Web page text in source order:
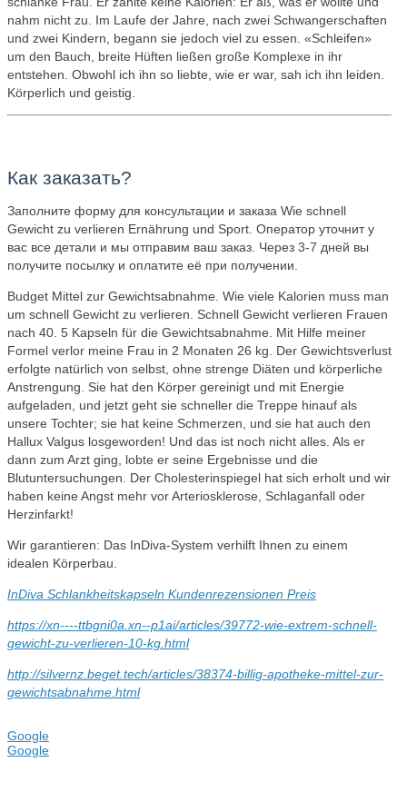
nahm nicht zu. Im Laufe der Jahre, nach zwei Schwangerschaften
und zwei Kindern, begann sie jedoch viel zu essen. «Schleifen»
um den Bauch, breite Hüften ließen große Komplexe in ihr
entstehen. Obwohl ich ihn so liebte, wie er war, sah ich ihn leiden.
Körperlich und geistig.
Как заказать?
Заполните форму для консультации и заказа Wie schnell
Gewicht zu verlieren Ernährung und Sport. Оператор уточнит у
вас все детали и мы отправим ваш заказ. Через 3-7 дней вы
получите посылку и оплатите её при получении.
Budget Mittel zur Gewichtsabnahme. Wie viele Kalorien muss man
um schnell Gewicht zu verlieren. Schnell Gewicht verlieren Frauen
nach 40. 5 Kapseln für die Gewichtsabnahme. Mit Hilfe meiner
Formel verlor meine Frau in 2 Monaten 26 kg. Der Gewichtsverlust
erfolgte natürlich von selbst, ohne strenge Diäten und körperliche
Anstrengung. Sie hat den Körper gereinigt und mit Energie
aufgeladen, und jetzt geht sie schneller die Treppe hinauf als
unsere Tochter; sie hat keine Schmerzen, und sie hat auch den
Hallux Valgus losgeworden! Und das ist noch nicht alles. Als er
dann zum Arzt ging, lobte er seine Ergebnisse und die
Blutuntersuchungen. Der Cholesterinspiegel hat sich erholt und wir
haben keine Angst mehr vor Arteriosklerose, Schlaganfall oder
Herzinfarkt!
Wir garantieren: Das InDiva‑System verhilft Ihnen zu einem
idealen Körperbau.
InDiva Schlankheitskapseln Kundenrezensionen Preis
https://xn----ttbgni0a.xn--p1ai/articles/39772-wie-extrem-schnell-
gewicht-zu-verlieren-10-kg.html
http://silvernz.beget.tech/articles/38374-billig-apotheke-mittel-zur-
gewichtsabnahme.html
Google
Google